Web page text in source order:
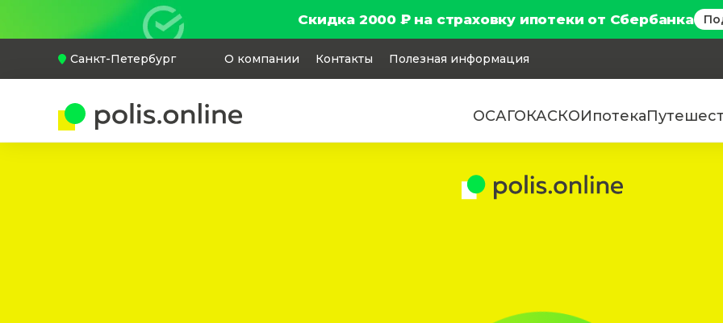
Скидка 2000 ₽ на страховку ипотеки от Сбербанка
Санкт-Петербург О компании Контакты Полезная информация
ОСАГОКАСКОИпотека